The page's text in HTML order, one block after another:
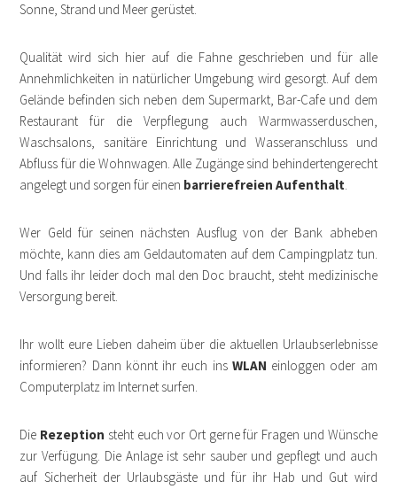
Sonne, Strand und Meer gerüstet.
Qualität wird sich hier auf die Fahne geschrieben und für alle
Annehmlichkeiten in natürlicher Umgebung wird gesorgt. Auf dem
Gelände befinden sich neben dem Supermarkt, Bar-Cafe und dem
Restaurant für die Verpflegung auch Warmwasserduschen,
Waschsalons, sanitäre Einrichtung und Wasseranschluss und
Abfluss für die Wohnwagen. Alle Zugänge sind behindertengerecht
angelegt und sorgen für einen barrierefreien Aufenthalt.
Wer Geld für seinen nächsten Ausflug von der Bank abheben
möchte, kann dies am Geldautomaten auf dem Campingplatz tun.
Und falls ihr leider doch mal den Doc braucht, steht medizinische
Versorgung bereit.
Ihr wollt eure Lieben daheim über die aktuellen Urlaubserlebnisse
informieren? Dann könnt ihr euch ins WLAN einloggen oder am
Computerplatz im Internet surfen.
Die Rezeption steht euch vor Ort gerne für Fragen und Wünsche
zur Verfügung. Die Anlage ist sehr sauber und gepflegt und auch
auf Sicherheit der Urlaubsgäste und für ihr Hab und Gut wird